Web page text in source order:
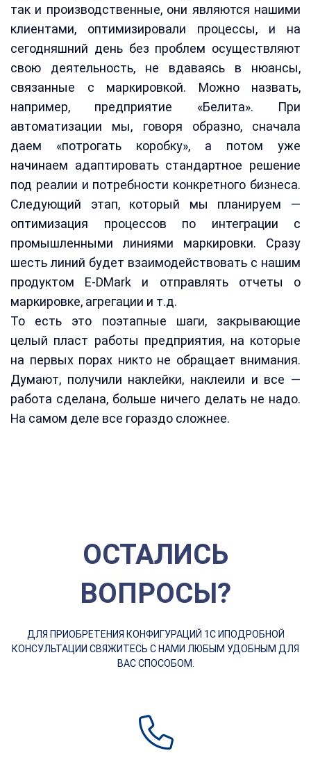
так и производственные, они являются нашими
клиентами, оптимизировали процессы, и на
сегодняшний день без проблем осуществляют
свою деятельность, не вдаваясь в нюансы,
связанные с маркировкой. Можно назвать,
например, предприятие «Белита». При
автоматизации мы, говоря образно, сначала
даем «потрогать коробку», а потом уже
начинаем адаптировать стандартное решение
под реалии и потребности конкретного бизнеса.
Следующий этап, который мы планируем —
оптимизация процессов по интеграции с
промышленными линиями маркировки. Сразу
шесть линий будет взаимодействовать с нашим
продуктом E-DMark и отправлять отчеты о
маркировке, агрегации и т.д.
То есть это поэтапные шаги, закрывающие
целый пласт работы предприятия, на которые
на первых порах никто не обращает внимания.
Думают, получили наклейки, наклеили и все —
работа сделана, больше ничего делать не надо.
На самом деле все гораздо сложнее.
ОСТАЛИСЬ
ВОПРОСЫ?
ДЛЯ ПРИОБРЕТЕНИЯ КОНФИГУРАЦИЙ 1С И ПОДРОБНОЙ
КОНСУЛЬТАЦИИ СВЯЖИТЕСЬ С НАМИ ЛЮБЫМ УДОБНЫМ ДЛЯ
ВАС СПОСОБОМ.